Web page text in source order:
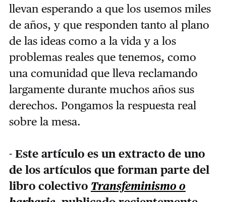
llevan esperando a que los usemos miles
de años, y que responden tanto al plano
de las ideas como a la vida y a los
problemas reales que tenemos, como
una comunidad que lleva reclamando
largamente durante muchos años sus
derechos. Pongamos la respuesta real
sobre la mesa.
- Este artículo es un extracto de uno
de los artículos que forman parte del
libro colectivo Transfeminismo o